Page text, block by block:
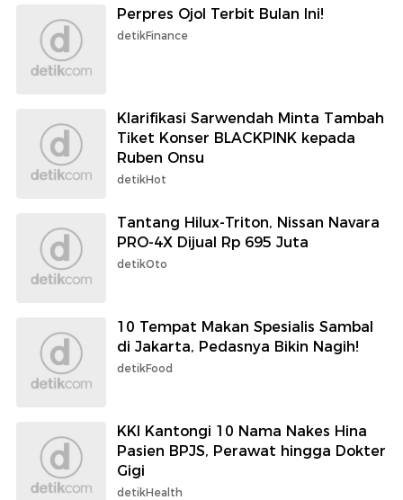
Perpres Ojol Terbit Bulan Ini!
detikFinance
Klarifikasi Sarwendah Minta Tambah
Tiket Konser BLACKPINK kepada
Ruben Onsu
detikHot
Tantang Hilux-Triton, Nissan Navara
PRO-4X Dijual Rp 695 Juta
detikOto
10 Tempat Makan Spesialis Sambal
di Jakarta, Pedasnya Bikin Nagih!
detikFood
KKI Kantongi 10 Nama Nakes Hina
Pasien BPJS, Perawat hingga Dokter
Gigi
detikHealth